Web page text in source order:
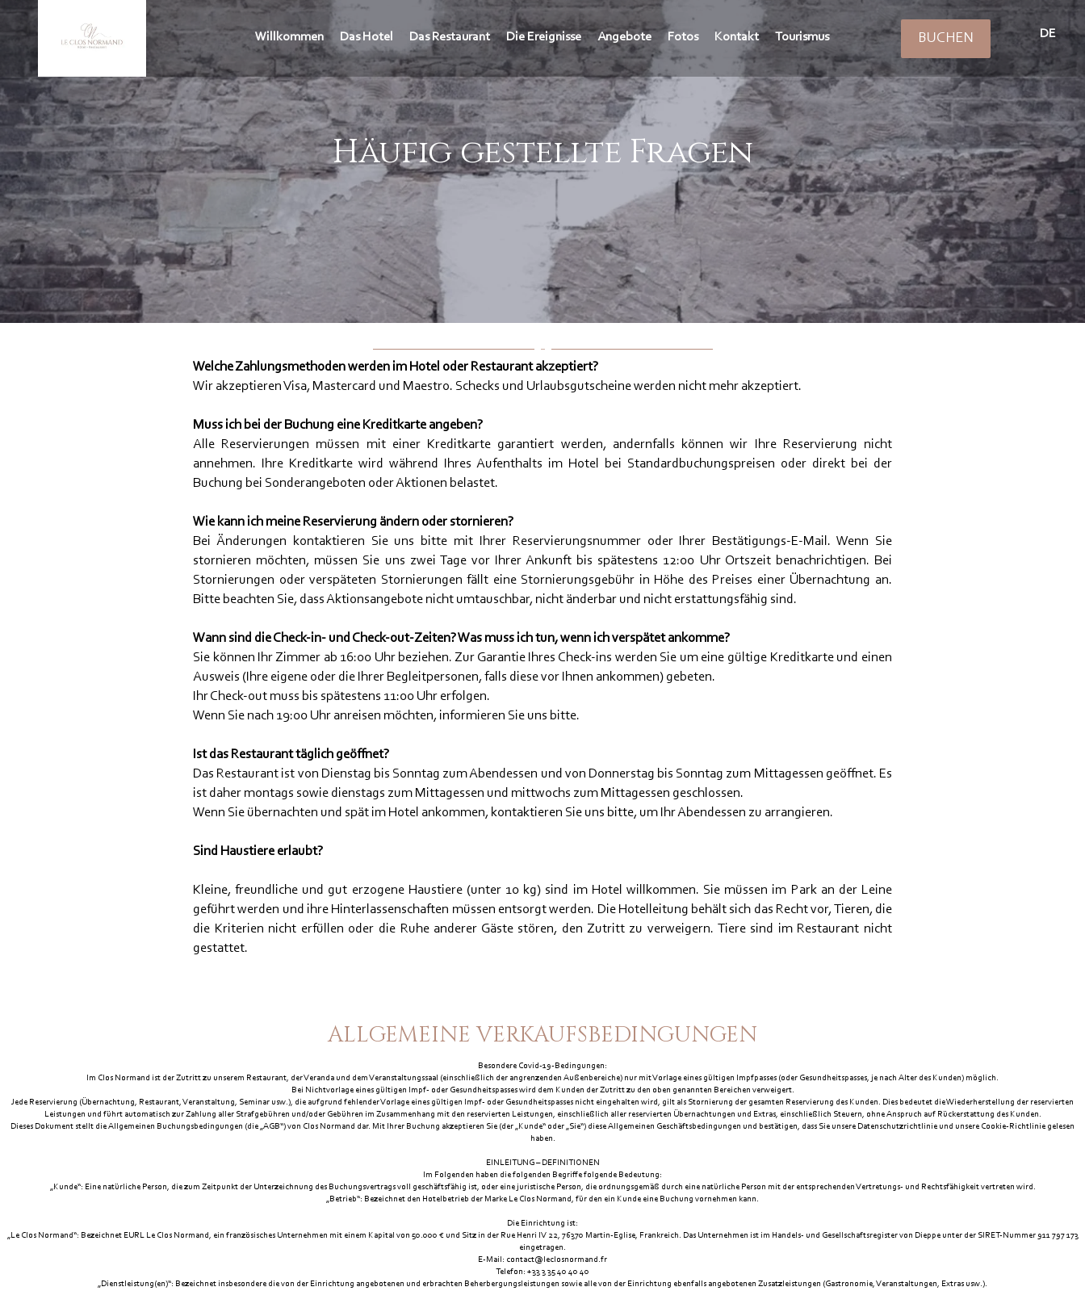
Willkommen Das Hotel Das Restaurant Die Ereignisse Angebote Fotos Kontakt Tourismus BUCHEN DE
Häufig gestellte Fragen
Welche Zahlungsmethoden werden im Hotel oder Restaurant akzeptiert?
Wir akzeptieren Visa, Mastercard und Maestro. Schecks und Urlaubsgutscheine werden nicht mehr akzeptiert.
Muss ich bei der Buchung eine Kreditkarte angeben?
Alle Reservierungen müssen mit einer Kreditkarte garantiert werden, andernfalls können wir Ihre Reservierung nicht
annehmen. Ihre Kreditkarte wird während Ihres Aufenthalts im Hotel bei Standardbuchungspreisen oder direkt bei der
Buchung bei Sonderangeboten oder Aktionen belastet.
Wie kann ich meine Reservierung ändern oder stornieren?
Bei Änderungen kontaktieren Sie uns bitte mit Ihrer Reservierungsnummer oder Ihrer Bestätigungs-E-Mail. Wenn Sie
stornieren möchten, müssen Sie uns zwei Tage vor Ihrer Ankunft bis spätestens 12:00 Uhr Ortszeit benachrichtigen. Bei
Stornierungen oder verspäteten Stornierungen fällt eine Stornierungsgebühr in Höhe des Preises einer Übernachtung an.
Bitte beachten Sie, dass Aktionsangebote nicht umtauschbar, nicht änderbar und nicht erstattungsfähig sind.
Wann sind die Check-in- und Check-out-Zeiten? Was muss ich tun, wenn ich verspätet ankomme?
Sie können Ihr Zimmer ab 16:00 Uhr beziehen. Zur Garantie Ihres Check-ins werden Sie um eine gültige Kreditkarte und einen
Ausweis (Ihre eigene oder die Ihrer Begleitpersonen, falls diese vor Ihnen ankommen) gebeten.
Ihr Check-out muss bis spätestens 11:00 Uhr erfolgen.
Wenn Sie nach 19:00 Uhr anreisen möchten, informieren Sie uns bitte.
Ist das Restaurant täglich geöffnet?
Das Restaurant ist von Dienstag bis Sonntag zum Abendessen und von Donnerstag bis Sonntag zum Mittagessen geöffnet. Es
ist daher montags sowie dienstags zum Mittagessen und mittwochs zum Mittagessen geschlossen.
Wenn Sie übernachten und spät im Hotel ankommen, kontaktieren Sie uns bitte, um Ihr Abendessen zu arrangieren.
Sind Haustiere erlaubt?
Kleine, freundliche und gut erzogene Haustiere (unter 10 kg) sind im Hotel willkommen. Sie müssen im Park an der Leine
geführt werden und ihre Hinterlassenschaften müssen entsorgt werden. Die Hotelleitung behält sich das Recht vor, Tieren, die
die Kriterien nicht erfüllen oder die Ruhe anderer Gäste stören, den Zutritt zu verweigern. Tiere sind im Restaurant nicht
gestattet.
ALLGEMEINE VERKAUFSBEDINGUNGEN
Besondere Covid-19-Bedingungen:
Im Clos Normand ist der Zutritt zu unserem Restaurant, der Veranda und dem Veranstaltungssaal (einschließlich der angrenzenden Außenbereiche) nur mit Vorlage eines gültigen Impfpasses (oder Gesundheitspasses, je nach Alter des Kunden) möglich.
Bei Nichtvorlage eines gültigen Impf- oder Gesundheitspasses wird dem Kunden der Zutritt zu den oben genannten Bereichen verweigert.
Jede Reservierung (Übernachtung, Restaurant, Veranstaltung, Seminar usw.), die aufgrund fehlender Vorlage eines gültigen Impf- oder Gesundheitspasses nicht eingehalten wird, gilt als Stornierung der gesamten Reservierung des Kunden. Dies bedeutet die Wiederherstellung der reservierten
Leistungen und führt automatisch zur Zahlung aller Strafgebühren und/oder Gebühren im Zusammenhang mit den reservierten Leistungen, einschließlich aller reservierten Übernachtungen und Extras, einschließlich Steuern, ohne Anspruch auf Rückerstattung des Kunden.
Dieses Dokument stellt die Allgemeinen Buchungsbedingungen (die „AGB“) von Clos Normand dar. Mit Ihrer Buchung akzeptieren Sie (der „Kunde“ oder „Sie“) diese Allgemeinen Geschäftsbedingungen und bestätigen, dass Sie unsere Datenschutzrichtlinie und unsere Cookie-Richtlinie gelesen
haben.
EINLEITUNG – DEFINITIONEN
Im Folgenden haben die folgenden Begriffe folgende Bedeutung:
„Kunde“: Eine natürliche Person, die zum Zeitpunkt der Unterzeichnung des Buchungsvertrags voll geschäftsfähig ist, oder eine juristische Person, die ordnungsgemäß durch eine natürliche Person mit der entsprechenden Vertretungs- und Rechtsfähigkeit vertreten wird.
„Betrieb“: Bezeichnet den Hotelbetrieb der Marke Le Clos Normand, für den ein Kunde eine Buchung vornehmen kann.
Die Einrichtung ist:
„Le Clos Normand“: Bezeichnet EURL Le Clos Normand, ein französisches Unternehmen mit einem Kapital von 50.000 € und Sitz in der Rue Henri IV 22, 76370 Martin-Eglise, Frankreich. Das Unternehmen ist im Handels- und Gesellschaftsregister von Dieppe unter der SIRET-Nummer 911 797 173
eingetragen.
E-Mail: contact@leclosnormand.fr
Telefon: +33 3 35 40 40 40
„Dienstleistung(en)“: Bezeichnet insbesondere die von der Einrichtung angebotenen und erbrachten Beherbergungsleistungen sowie alle von der Einrichtung ebenfalls angebotenen Zusatzleistungen (Gastronomie, Veranstaltungen, Extras usw.).